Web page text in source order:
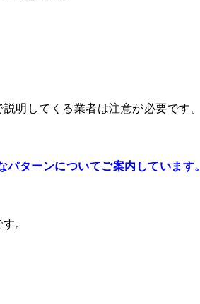
明してくる業者は注意が必要です。
ターンについてご案内しています。
。